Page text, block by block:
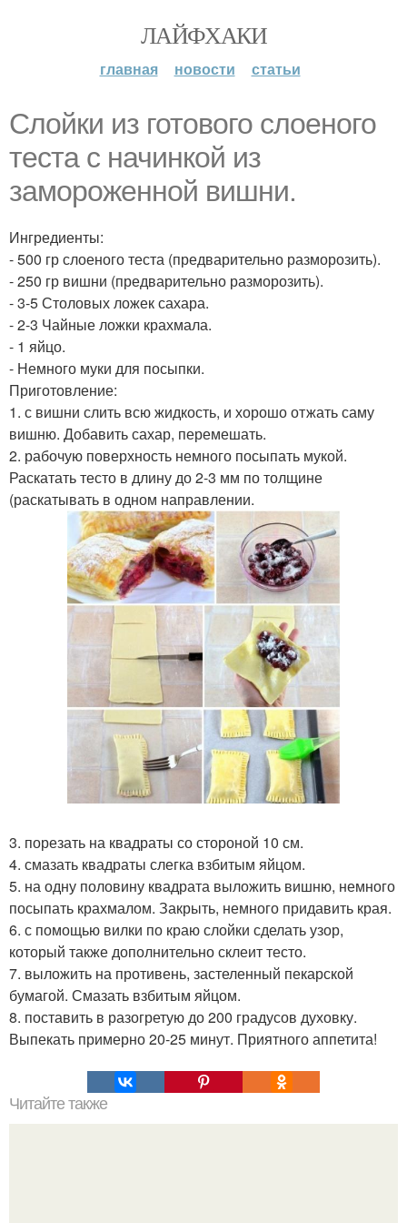
ЛАЙФХАКИ
главная новости статьи
Слойки из готового слоеного
теста с начинкой из
замороженной вишни.
Ингредиенты:
- 500 гр слоеного теста (предварительно разморозить).
- 250 гр вишни (предварительно разморозить).
- 3-5 Столовых ложек сахара.
- 2-3 Чайные ложки крахмала.
- 1 яйцо.
- Немного муки для посыпки.
Приготовление:
1. с вишни слить всю жидкость, и хорошо отжать саму
вишню. Добавить сахар, перемешать.
2. рабочую поверхность немного посыпать мукой.
Раскатать тесто в длину до 2-3 мм по толщине
(раскатывать в одном направлении.
3. порезать на квадраты со стороной 10 см.
4. смазать квадраты слегка взбитым яйцом.
5. на одну половину квадрата выложить вишню, немного
посыпать крахмалом. Закрыть, немного придавить края.
6. с помощью вилки по краю слойки сделать узор,
который также дополнительно склеит тесто.
7. выложить на противень, застеленный пекарской
бумагой. Смазать взбитым яйцом.
8. поставить в разогретую до 200 градусов духовку.
Выпекать примерно 20-25 минут. Приятного аппетита!
Читайте также